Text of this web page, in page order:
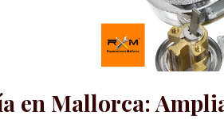
en Mallorca: